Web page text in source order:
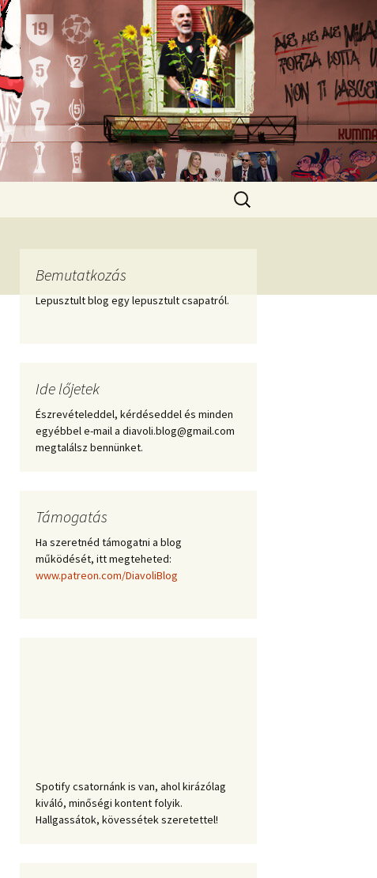
Keresés:
Bemutatkozás
Lepusztult blog egy lepusztult csapatról.
Ide lőjetek
Észrevételeddel, kérdéseddel és minden
egyébbel e-mail a diavoli.blog@gmail.com
megtalálsz bennünket.
Támogatás
Ha szeretnéd támogatni a blog
működését, itt megteheted:
www.patreon.com/DiavoliBlog
Spotify csatornánk is van, ahol kirázólag
kiváló, minőségi kontent folyik.
Hallgassátok, kövessétek szeretettel!